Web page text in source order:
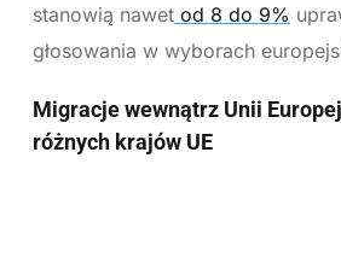
stanowią nawetod 8 do 9%
głosowania w wyborach
Migracje wewnątrz Unii
różnych krajów UE